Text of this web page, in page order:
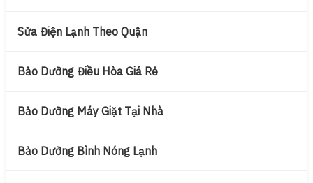
Sửa Điện Lạnh Theo Quận
Bảo Dưỡng Điều Hòa Giá Rẻ
Bảo Dưỡng Máy Giặt Tại Nhà
Bảo Dưỡng Bình Nóng Lạnh